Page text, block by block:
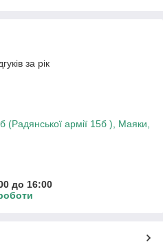
за рік
(Радянської армії 15б ), Маяки,
до 16:00